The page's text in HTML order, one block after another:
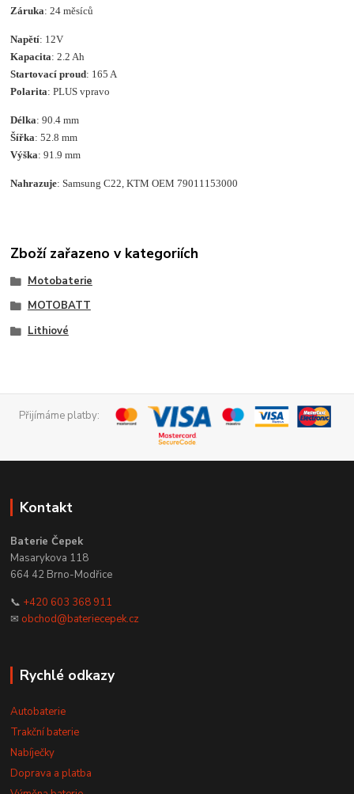
Záruka: 24 měsíců
Napětí: 12V
Kapacita: 2.2 Ah
Startovací proud: 165 A
Polarita: PLUS vpravo
Délka: 90.4 mm
Šířka: 52.8 mm
Výška: 91.9 mm
Nahrazuje: Samsung C22, KTM OEM 79011153000
Zboží zařazeno v kategoriích
Motobaterie
MOTOBATT
Lithiové
Přijímáme platby:
Kontakt
Baterie Čepek
Masarykova 118
664 42 Brno-Modřice
📞 +420 603 368 911
✉ obchod@bateriecepek.cz
Rychlé odkazy
Autobaterie
Trakční baterie
Nabíječky
Doprava a platba